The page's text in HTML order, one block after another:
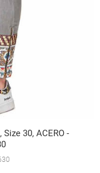
30, ACERO -